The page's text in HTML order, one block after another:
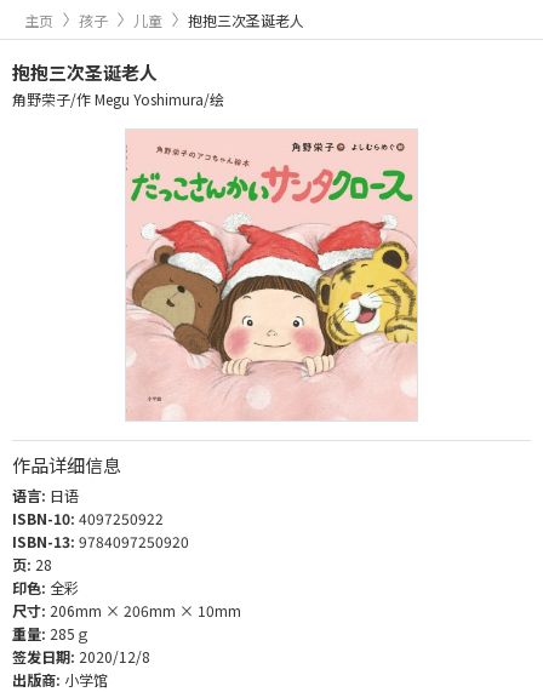
主页 孩子 儿童 抱抱三次圣诞老人
抱抱三次圣诞老人
角野荣子/作 Megu Yoshimura/绘
作品详细信息
语言: 日语
ISBN-10: 4097250922
ISBN-13: 9784097250920
页: 28
印色: 全彩
尺寸: 206mm × 206mm × 10mm
重量: 285ｇ
签发日期: 2020/12/8
出版商: 小学馆